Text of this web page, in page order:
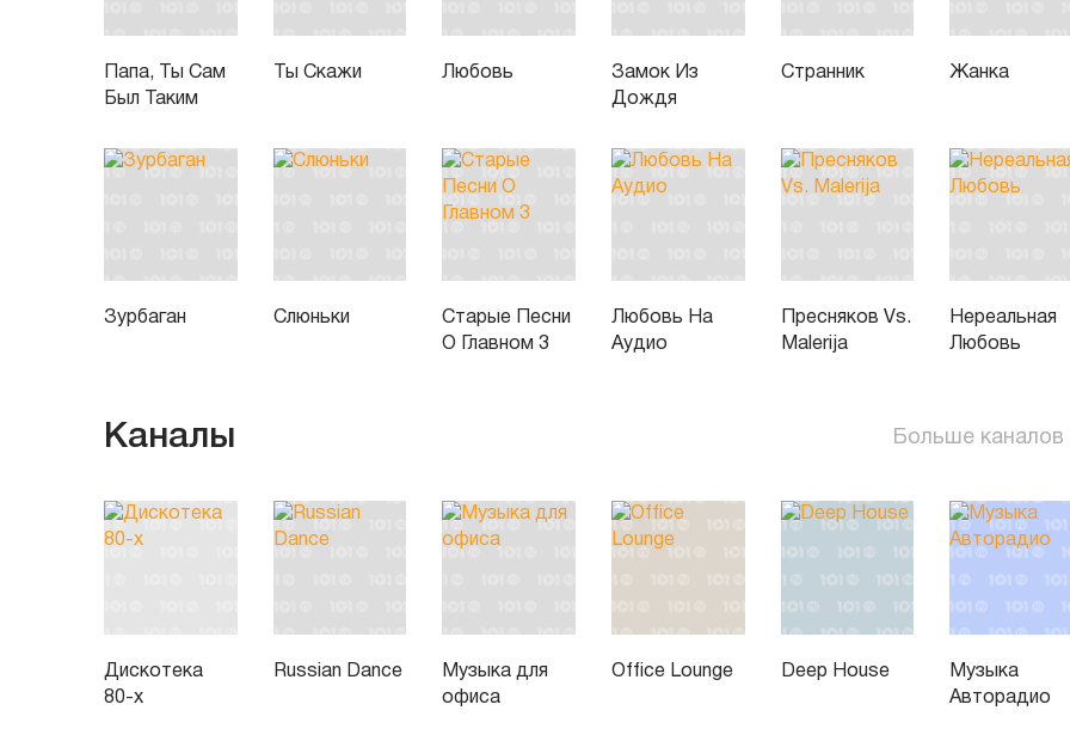
Папа, Ты Сам
Был Таким
Ты Скажи Любовь
Замок Из
Дождя
Странник Жанка
Зурбаган Слюньки
Старые Песни
О Главном 3
Любовь На
Аудио
Пресняков Vs.
Malerija
Нереальная
Любовь
Каналы Больше каналов
Дискотека
80-х
Russian Dance
Музыка для
офиса
Office Lounge Deep House
Музыка
Авторадио